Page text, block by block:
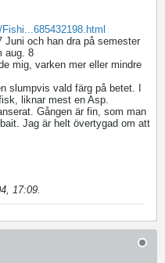
Juni och han dra på semester
aug. 8
mig, varken mer eller mindre
slumpvis vald färg på betet. I
liknar mest en Asp.
Gången är fin, som man
Jag är helt övertygad om att
17:09.